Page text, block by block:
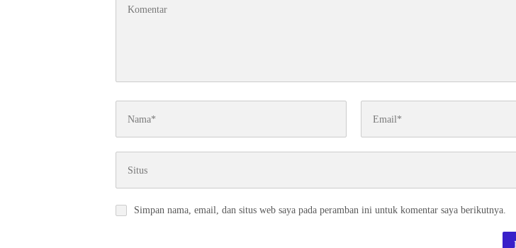
Simpan nama, email, dan situs web saya pada peramban ini untuk komentar saya berikutnya.